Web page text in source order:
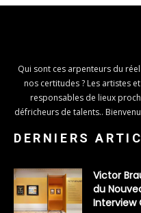
Qui sont ces arpenteurs du
nos certitudes ? Les artistes
responsables de lieux
défricheurs de talents..
DERNIERS
Victor
du
Interview